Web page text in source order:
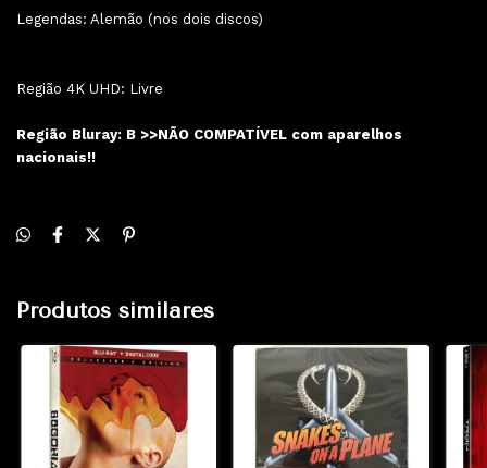
Legendas: Alemão (nos dois discos)
Região 4K UHD: Livre
Região Bluray: B >>NÃO COMPATÍVEL com aparelhos
nacionais!!
Produtos similares